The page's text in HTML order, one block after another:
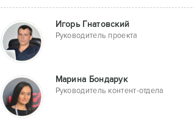
Игорь Гнатовский
Руководитель проекта
Марина Бондарук
Руководитель контент-отдела